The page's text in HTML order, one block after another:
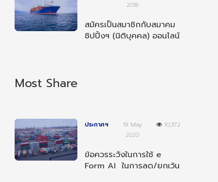
2018
สมัครเป็นสมาชิกกับสมาคม
ชิปปิ้งฯ (นิติบุคคล) ออนไลน์
Most Share
ประกาศฯ
19 May
2020
10,372
ข้อควรระวังในการใช้ e
Form AI ในการลด/ยกเว้น